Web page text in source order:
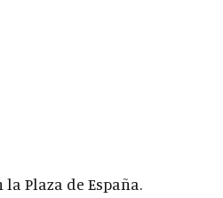
Plaza de España.